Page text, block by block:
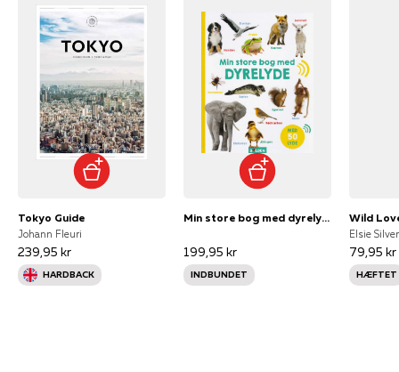
Tokyo Guide
Johann Fleuri
239,95 kr
HARDBACK
Min store bog med dyrelyde
199,95 kr
INDBUNDET
Wild
Elsie Silver
79,95 kr
HÆFTET